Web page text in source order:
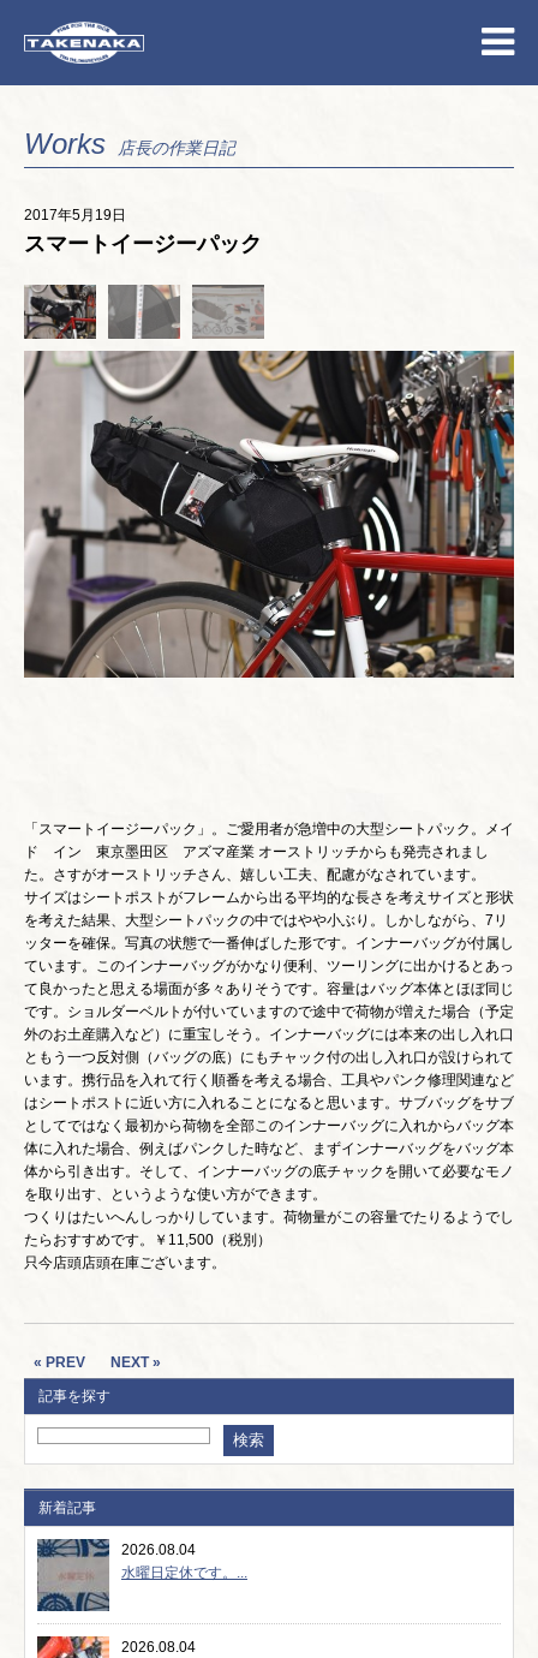
Works 店長の作業日記
2017年5月19日
スマートイージーパック
「スマートイージーパック」。ご愛用者が急増中の大型シートパック。メイ
ド イン 東京墨田区 アズマ産業 オーストリッチからも発売されまし
た。さすがオーストリッチさん、嬉しい工夫、配慮がなされています。
サイズはシートポストがフレームから出る平均的な長さを考えサイズと形状
を考えた結果、大型シートパックの中ではやや小ぶり。しかしながら、7リ
ッターを確保。写真の状態で一番伸ばした形です。インナーバッグが付属し
ています。このインナーバッグがかなり便利、ツーリングに出かけるとあっ
て良かったと思える場面が多々ありそうです。容量はバッグ本体とほぼ同じ
です。ショルダーベルトが付いていますので途中で荷物が増えた場合（予定
外のお土産購入など）に重宝しそう。インナーバッグには本来の出し入れ口
ともう一つ反対側（バッグの底）にもチャック付の出し入れ口が設けられて
います。携行品を入れて行く順番を考える場合、工具やパンク修理関連など
はシートポストに近い方に入れることになると思います。サブバッグをサブ
としてではなく最初から荷物を全部このインナーバッグに入れからバッグ本
体に入れた場合、例えばパンクした時など、まずインナーバッグをバッグ本
体から引き出す。そして、インナーバッグの底チャックを開いて必要なモノ
を取り出す、というような使い方ができます。
つくりはたいへんしっかりしています。荷物量がこの容量でたりるようでし
たらおすすめです。￥11,500（税別）
只今店頭店頭在庫ございます。
« PREV
NEXT »
記事を探す
新着記事
2026.08.04
水曜日定休です。...
2026.08.04